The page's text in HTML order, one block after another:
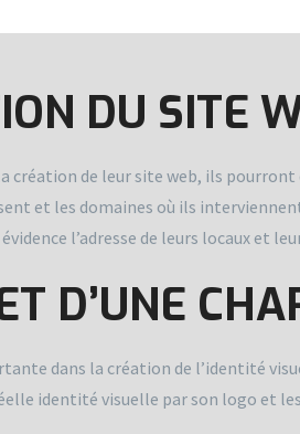
DU SITE
création de leur site web, ils
et les domaines où ils
l’adresse de leurs locaux et
D’UNE
dans la création de l’identité
identité visuelle par son logo et